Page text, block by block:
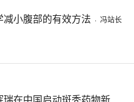
减小腹部的有效方法 · 冯站长